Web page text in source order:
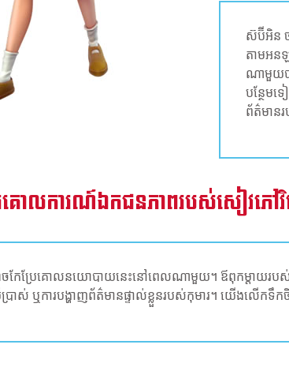
ស៊ប៊ីអិន
តាមអន
ណាមួយប
បន្ថែម
ព័ត៌មាន
តូរគោលការណ៍ឯកជនភាពរបស់សៀវភ
កែប្រែគោលនយោបាយនេះនៅពេលណាមួយ។ ឪពុកម្តាយរបស់
រាស់ ឬការបង្ហាញព័ត៌មានផ្ទាល់ខ្លួនរបស់កុមារ។ យើងលើកទឹ